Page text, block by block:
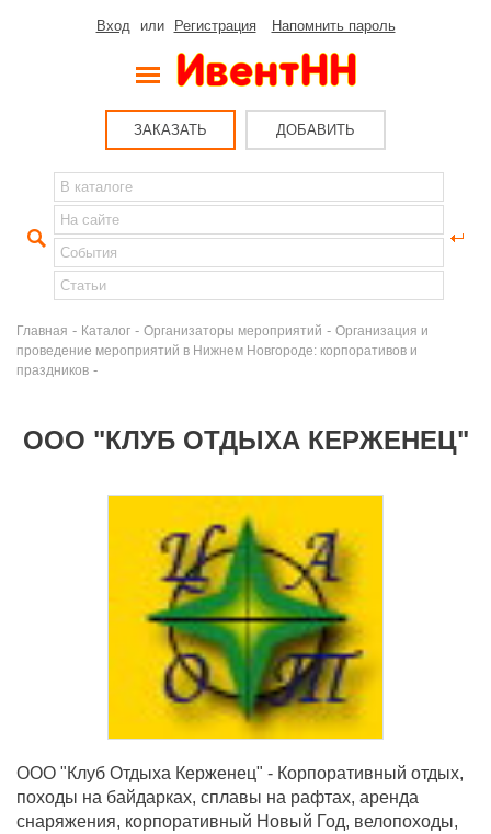
Вход или Регистрация Напомнить пароль
ЗАКАЗАТЬ ДОБАВИТЬ
Главная - Каталог - Организаторы мероприятий - Организация и
проведение мероприятий в Нижнем Новгороде: корпоративов и
праздников -
ООО "КЛУБ ОТДЫХА КЕРЖЕНЕЦ"
ООО "Клуб Отдыха Керженец" - Корпоративный отдых,
походы на байдарках, сплавы на рафтах, аренда
снаряжения, корпоративный Новый Год, велопоходы,